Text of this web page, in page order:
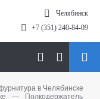
Челябинск
+7 (351) 240-84-09
в Челябинске
—
Полкодержатель